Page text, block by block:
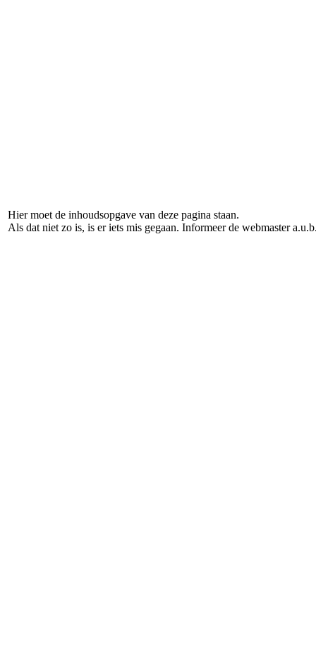
Hier moet de inhoudsopgave van deze pagina staan.
Als dat niet zo is, is er iets mis gegaan. Informeer de webmaster